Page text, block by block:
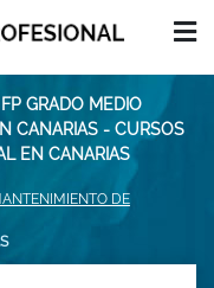
GRADO MEDIO
CANARIAS - CURSOS
EN CANARIAS
DE